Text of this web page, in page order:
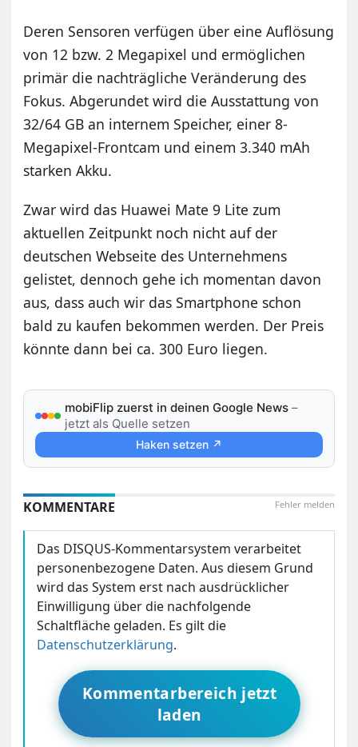
Deren Sensoren verfügen über eine Auflösung
von 12 bzw. 2 Megapixel und ermöglichen
primär die nachträgliche Veränderung des
Fokus. Abgerundet wird die Ausstattung von
32/64 GB an internem Speicher, einer 8-
Megapixel-Frontcam und einem 3.340 mAh
starken Akku.
Zwar wird das Huawei Mate 9 Lite zum
aktuellen Zeitpunkt noch nicht auf der
deutschen Webseite des Unternehmens
gelistet, dennoch gehe ich momentan davon
aus, dass auch wir das Smartphone schon
bald zu kaufen bekommen werden. Der Preis
könnte dann bei ca. 300 Euro liegen.
mobiFlip zuerst in deinen Google News –
jetzt als Quelle setzen
Haken setzen ↗
Fehler melden
KOMMENTARE
Das DISQUS-Kommentarsystem verarbeitet
personenbezogene Daten. Aus diesem Grund
wird das System erst nach ausdrücklicher
Einwilligung über die nachfolgende
Schaltfläche geladen. Es gilt die
Datenschutzerklärung.
Kommentarbereich jetzt
laden